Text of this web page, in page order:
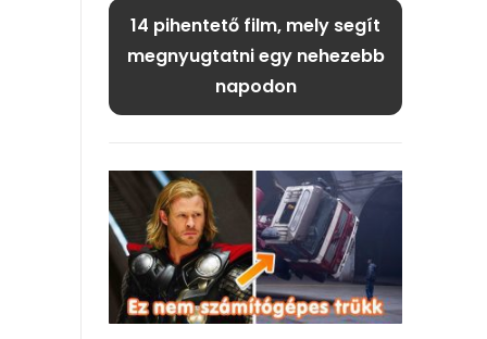
14 pihentető film, mely segít
megnyugtatni egy nehezebb
napodon